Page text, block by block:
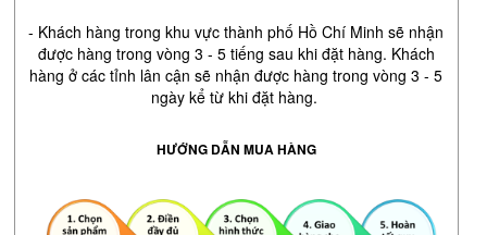
- Khách hàng trong khu vực thành phố Hồ Chí Minh sẽ nhận
được hàng trong vòng 3 - 5 tiếng sau khi đặt hàng. Khách
hàng ở các tỉnh lân cận sẽ nhận được hàng trong vòng 3 - 5
ngày kể từ khi đặt hàng.
HƯỚNG DẪN MUA HÀNG